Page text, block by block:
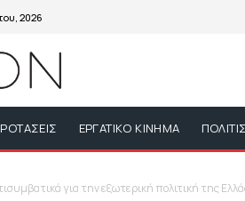
2026
ΕΡΓΑΤΙΚΟ ΚΙΝΗΜΑ
για την εξωτερική πολιτική της